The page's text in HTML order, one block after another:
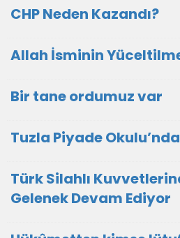
CHP Neden Kazandı?
Allah İsminin
Bir tane ordumuz var
Tuzla Piyade
Türk Silahlı
Gelenek Devam Ediyor